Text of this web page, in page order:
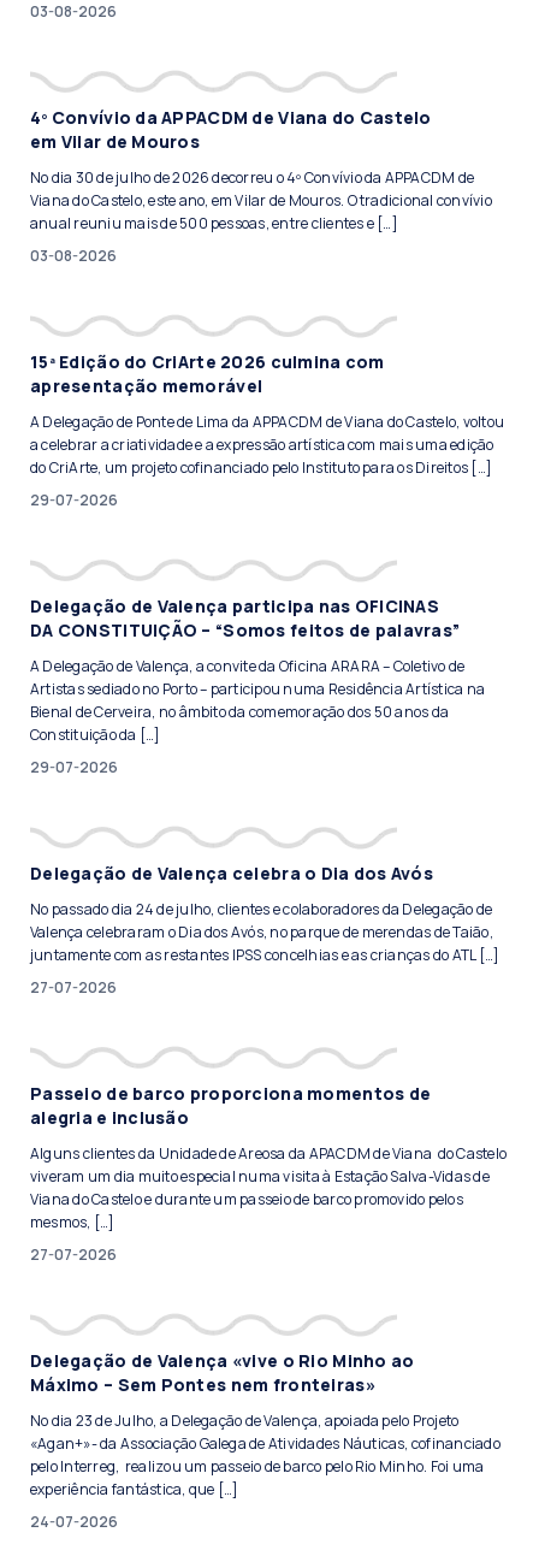
03-08-2026
4º Convívio da APPACDM de Viana do Castelo
em Vilar de Mouros
No dia 30 de julho de 2026 decorreu o 4º Convívio da APPACDM de
Viana do Castelo, este ano, em Vilar de Mouros. O tradicional convívio
anual reuniu mais de 500 pessoas, entre clientes e […]
03-08-2026
15ª Edição do CriArte 2026 culmina com
apresentação memorável
A Delegação de Ponte de Lima da APPACDM de Viana do Castelo, voltou
a celebrar a criatividade e a expressão artística com mais uma edição
do CriArte, um projeto cofinanciado pelo Instituto para os Direitos […]
29-07-2026
Delegação de Valença participa nas OFICINAS
DA CONSTITUIÇÃO – “Somos feitos de palavras”
A Delegação de Valença, a convite da Oficina ARARA – Coletivo de
Artistas sediado no Porto – participou numa Residência Artística na
Bienal de Cerveira, no âmbito da comemoração dos 50 anos da
Constituição da […]
29-07-2026
Delegação de Valença celebra o Dia dos Avós
No passado dia 24 de julho, clientes e colaboradores da Delegação de
Valença celebraram o Dia dos Avós, no parque de merendas de Taião,
juntamente com as restantes IPSS concelhias e as crianças do ATL […]
27-07-2026
Passeio de barco proporciona momentos de
alegria e inclusão
Alguns clientes da Unidade de Areosa da APACDM de Viana do Castelo
viveram um dia muito especial numa visita à Estação Salva-Vidas de
Viana do Castelo e durante um passeio de barco promovido pelos
mesmos, […]
27-07-2026
Delegação de Valença «vive o Rio Minho ao
Máximo – Sem Pontes nem fronteiras»
No dia 23 de Julho, a Delegação de Valença, apoiada pelo Projeto
«Agan+»- da Associação Galega de Atividades Náuticas, cofinanciado
pelo Interreg, realizou um passeio de barco pelo Rio Minho. Foi uma
experiência fantástica, que […]
24-07-2026